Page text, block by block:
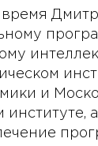
время
и